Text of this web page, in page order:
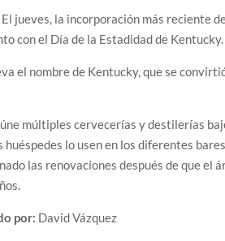
El jueves, la incorporación más reciente
con el Día de la Estadidad de Kentucky.
el nombre de Kentucky, que se
múltiples cervecerías y destilerías
huéspedes lo usen en los diferentes
las renovaciones después de que el
por: David Vázquez